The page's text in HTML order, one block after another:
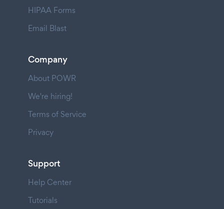
HIPAA Forms
Email Blast
Company
About POWR
We're hiring!
Terms of Service
Privacy
Support
Help Center
Tutorials